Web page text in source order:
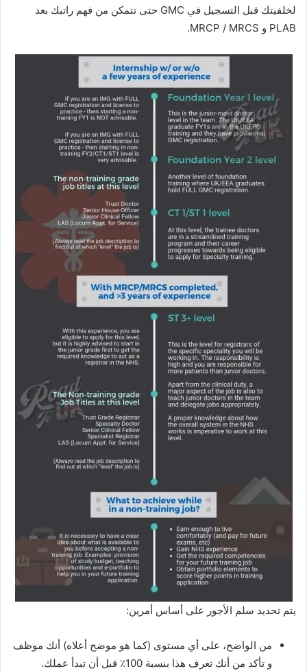
لخلفيتك قبل التسجيل في GMC حتى تتمكن من فهم راتبك بعد
PLAB و MRCP / MRCS.
يتم تحديد سلم الأجور على أساس أمرين:
من الواضح، على أي مستوى (كما هو موضح أعلاه) أنك موظف
و تأكد من أنك تعرف هذا بنسبة 100٪ قبل أن تبدأ عملك.